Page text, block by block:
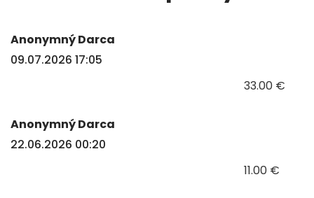
Anonymný Darca
09.07.2026 17:05
33.00 €
Anonymný Darca
22.06.2026 00:20
11.00 €